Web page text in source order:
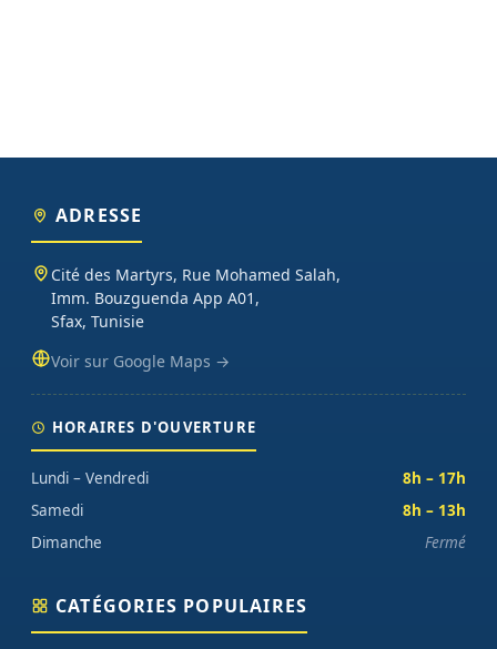
ADRESSE
Cité des Martyrs, Rue Mohamed Salah,
Imm. Bouzguenda App A01,
Sfax, Tunisie
Voir sur Google Maps →
HORAIRES D'OUVERTURE
Lundi – Vendredi
8h – 17h
Samedi
8h – 13h
Dimanche
Fermé
CATÉGORIES POPULAIRES